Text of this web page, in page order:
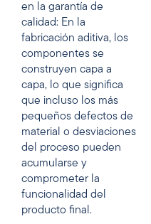
en la garantía de
calidad: En la
fabricación aditiva, los
componentes se
construyen capa a
capa, lo que significa
que incluso los más
pequeños defectos de
material o desviaciones
del proceso pueden
acumularse y
comprometer la
funcionalidad del
producto final.